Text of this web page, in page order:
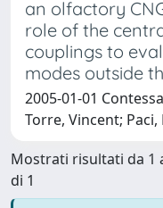
an olfactory
role of the
couplings to
modes outside
2005-01-01
Torre, Vincent;
Mostrati risultati da 1
di 1